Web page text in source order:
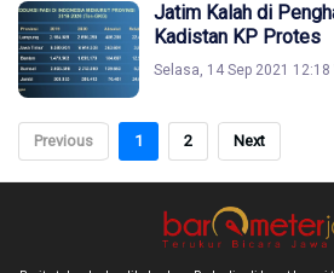
Jatim Kalah di
Kadistan KP Protes
Selasa, 14 Sep 2021 12:18
Previous 1 2 Next